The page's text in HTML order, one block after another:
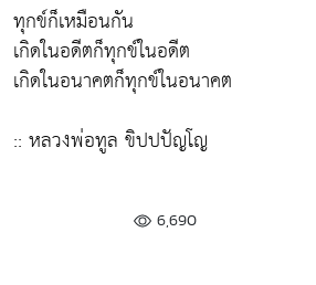
ทุกข์ก็เหมือนกัน
เกิดในอดีตก็ทุกข์ในอดีต
เกิดในอนาคตก็ทุกข์ในอนาคต
:: หลวงพ่อทูล ขิปปปัญโญ
6,690